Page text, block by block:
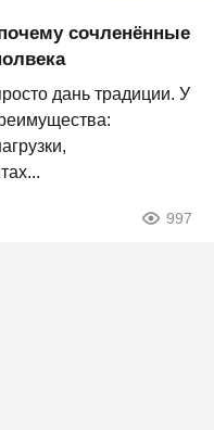
сочленённые
дань традиции. У
997